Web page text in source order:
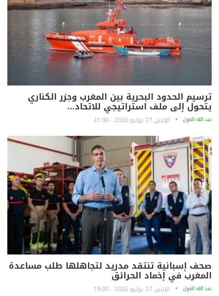
ترسيم الحدود البحرية بين المغرب وجزر الكناري
يتحول إلى ملف استراتيجي للاتحاد…
عبد الله الغول الإثنين 27 يوليو 2026 - 21:00
صحف إسبانية تنتقد مدريد لتجاهلها طلب مساعدة
المغرب في إخماد الحرائق
عبد الله الغول الإثنين 27 يوليو 2026 - 19:00